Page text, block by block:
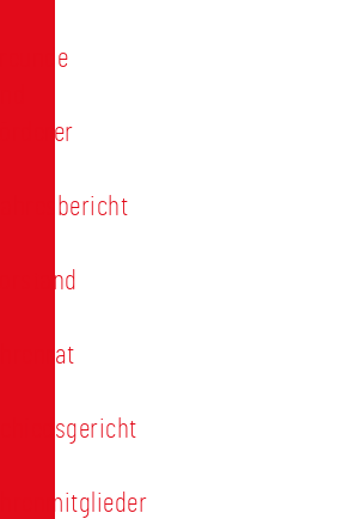
Freunde
Förderer
Jahresbericht
Vorstand
Ehrenrat
Schiedsgericht
Ehrenmitglieder